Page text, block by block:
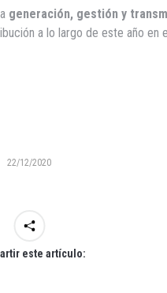
generación, gestión y
a lo largo de este año en
22/12/2020
este artículo: